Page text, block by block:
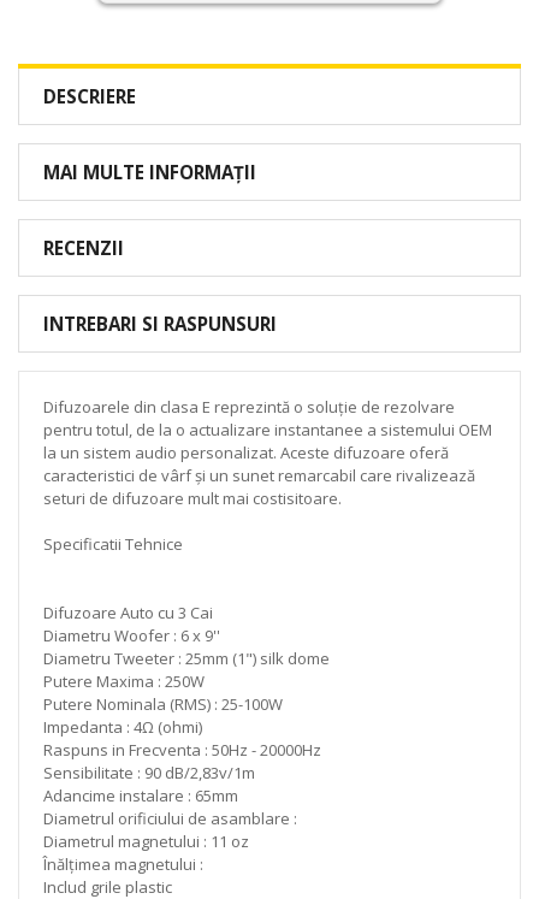
DESCRIERE
MAI MULTE INFORMAȚII
RECENZII
INTREBARI SI RASPUNSURI
Difuzoarele din clasa E reprezintă o soluție de rezolvare
pentru totul, de la o actualizare instantanee a sistemului OEM
la un sistem audio personalizat. Aceste difuzoare oferă
caracteristici de vârf și un sunet remarcabil care rivalizează
seturi de difuzoare mult mai costisitoare.
Specificatii Tehnice
Difuzoare Auto cu 3 Cai
Diametru Woofer : 6 x 9''
Diametru Tweeter : 25mm (1") silk dome
Putere Maxima : 250W
Putere Nominala (RMS) : 25-100W
Impedanta : 4Ω (ohmi)
Raspuns in Frecventa : 50Hz - 20000Hz
Sensibilitate : 90 dB/2,83v/1m
Adancime instalare : 65mm
Diametrul orificiului de asamblare :
Diametrul magnetului : 11 oz
Înălțimea magnetului :
Includ grile plastic